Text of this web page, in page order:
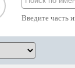
Введите часть